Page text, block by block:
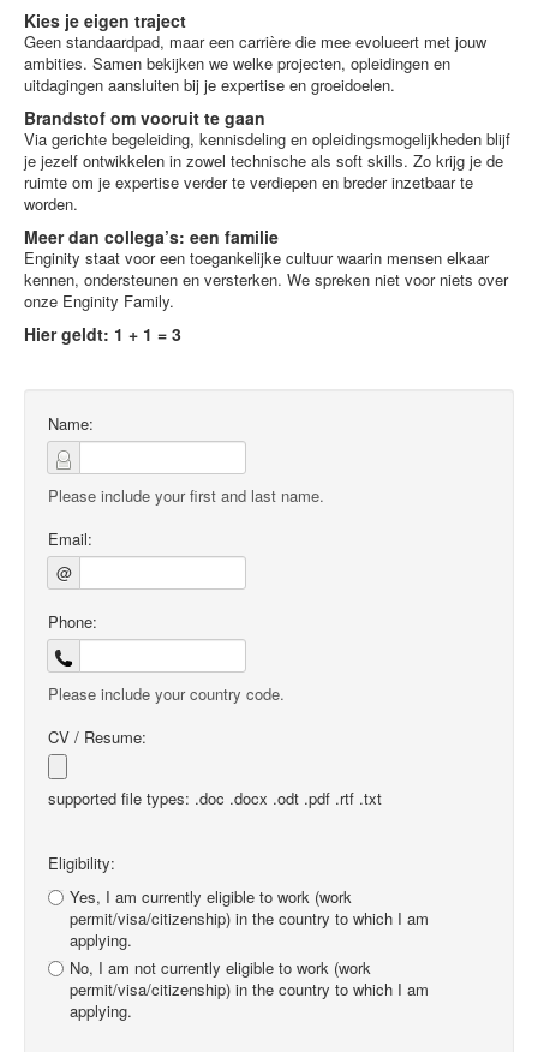
Kies je eigen traject
Geen standaardpad, maar een carrière die mee evolueert met jouw
ambities. Samen bekijken we welke projecten, opleidingen en
uitdagingen aansluiten bij je expertise en groeidoelen.
Brandstof om vooruit te gaan
Via gerichte begeleiding, kennisdeling en opleidingsmogelijkheden blijf
je jezelf ontwikkelen in zowel technische als soft skills. Zo krijg je de
ruimte om je expertise verder te verdiepen en breder inzetbaar te
worden.
Meer dan collega’s: een familie
Enginity staat voor een toegankelijke cultuur waarin mensen elkaar
kennen, ondersteunen en versterken. We spreken niet voor niets over
onze Enginity Family.
Hier geldt: 1 + 1 = 3
Name:
Please include your first and last name.
Email:
@
Phone:
Please include your country code.
CV / Resume:
supported file types: .doc .docx .odt .pdf .rtf .txt
Eligibility:
Yes, I am currently eligible to work (work
permit/visa/citizenship) in the country to which I am
applying.
No, I am not currently eligible to work (work
permit/visa/citizenship) in the country to which I am
applying.